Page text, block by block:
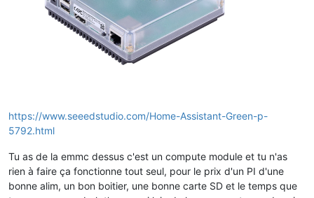
https://www.seeedstudio.com/Home-Assistant-Green-p-
5792.html
Tu as de la emmc dessus c'est un compute module et tu n'as
rien à faire ça fonctionne tout seul, pour le prix d'un PI d'une
bonne alim, un bon boitier, une bonne carte SD et le temps que